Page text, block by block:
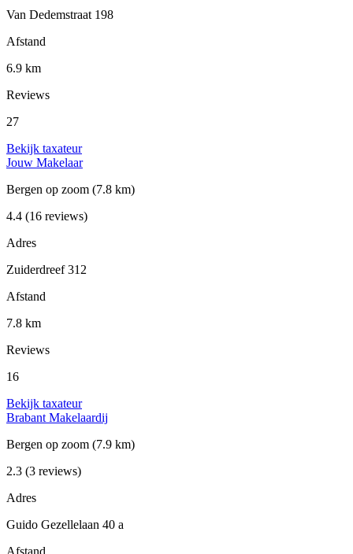
Van Dedemstraat 198
Afstand
6.9 km
Reviews
27
Bekijk taxateur
Jouw Makelaar
Bergen op zoom (7.8 km)
4.4 (16 reviews)
Adres
Zuiderdreef 312
Afstand
7.8 km
Reviews
16
Bekijk taxateur
Brabant Makelaardij
Bergen op zoom (7.9 km)
2.3 (3 reviews)
Adres
Guido Gezellelaan 40 a